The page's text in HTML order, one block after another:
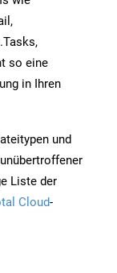
so eine
in Ihren
und
Liste der
Cloud-